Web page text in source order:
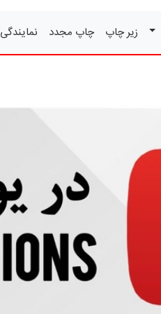
زیر چاپ چاپ مجدد نمایندگی